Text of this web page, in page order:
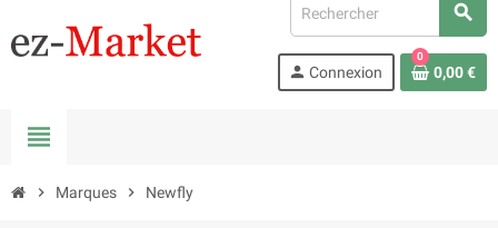
search
person Connexion
0
0,00 €
view_headline
chevron_right Marques chevron_right Newfly